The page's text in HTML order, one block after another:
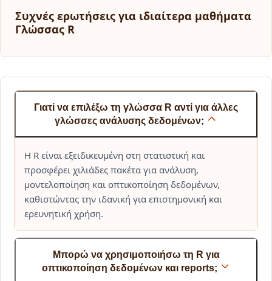
Συχνές ερωτήσεις για ιδιαίτερα μαθήματα
Γλώσσας R
Γιατί να επιλέξω τη γλώσσα R αντί για άλλες
γλώσσες ανάλυσης δεδομένων;
Η R είναι εξειδικευμένη στη στατιστική και
προσφέρει χιλιάδες πακέτα για ανάλυση,
μοντελοποίηση και οπτικοποίηση δεδομένων,
καθιστώντας την ιδανική για επιστημονική και
ερευνητική χρήση.
Μπορώ να χρησιμοποιήσω τη R για
οπτικοποίηση δεδομένων και reports;